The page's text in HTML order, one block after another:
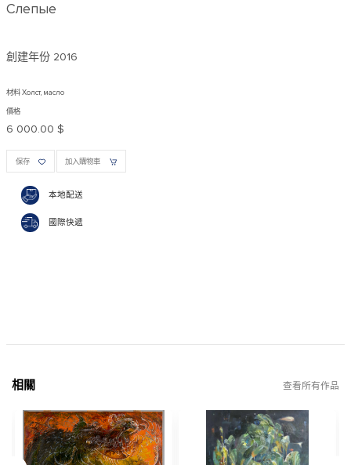
Слепые
創建年份 2016
材料 Холст, масло
價格
6 000.00 $
保存 加入購物車
本地配送
國際快遞
相關 查看所有作品